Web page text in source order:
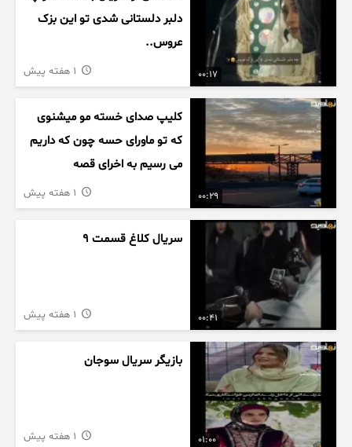
00:17
دلبر دلستانی شدی تو این بزک
عروس..
00:29
کلیپ صدای خسته مو میشنوی
که تو ماورای حسه چون که داریم
می رسیم به اخرای قصه
00:41
سریال کلاغ قسمت 9
01:00
بازیگر سریال سوجان